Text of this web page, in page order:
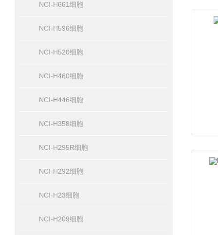
NCI-H661细胞
NCI-H596细胞
NCI-H520细胞
NCI-H460细胞
NCI-H446细胞
NCI-H358细胞
NCI-H295R细胞
NCI-H292细胞
NCI-H23细胞
NCI-H209细胞